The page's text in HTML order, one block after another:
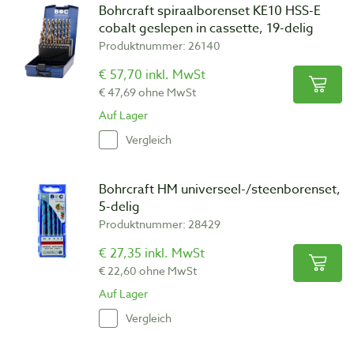
Bohrcraft spiraalborenset KE10 HSS-E
cobalt geslepen in cassette, 19-delig
Produktnummer: 26140
€ 57,70 inkl. MwSt
€ 47,69 ohne MwSt
Auf Lager
Vergleich
Bohrcraft HM universeel-/steenborenset,
5-delig
Produktnummer: 28429
€ 27,35 inkl. MwSt
€ 22,60 ohne MwSt
Auf Lager
Vergleich